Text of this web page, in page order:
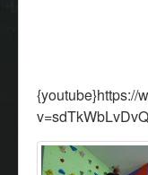
{youtube}https://